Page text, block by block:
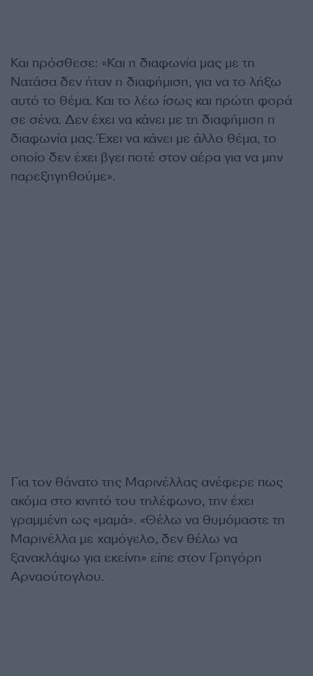
Και πρόσθεσε: «Και η διαφωνία μας με τη
Νατάσα δεν ήταν η διαφήμιση, για να το λήξω
αυτό το θέμα. Και το λέω ίσως και πρώτη φορά
σε σένα. Δεν έχει να κάνει με τη διαφήμιση η
διαφωνία μας. Έχει να κάνει με άλλο θέμα, το
οποίο δεν έχει βγει ποτέ στον αέρα για να μην
παρεξηγηθούμε».
Για τον θάνατο της Μαρινέλλας ανέφερε πως
ακόμα στο κινητό του τηλέφωνο, την έχει
γραμμένη ως «μαμά». «Θέλω να θυμόμαστε τη
Μαρινέλλα με χαμόγελο, δεν θέλω να
ξανακλάψω για εκείνη» είπε στον Γρηγόρη
Αρναούτογλου.